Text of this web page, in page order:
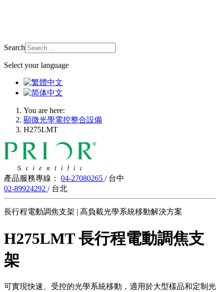
Search
Select your language
You are here:
顯微光學電控整合設備
H275LMT
產品服務專線： 04-27080265 / 台中
02-89924292 / 台北
長行程電動調焦支架 | 高負載光學系統移動解決方案
H275LMT 長行程電動調焦支
架
可實現快速、受控的光學系統移動，適用於大型樣品和定制光